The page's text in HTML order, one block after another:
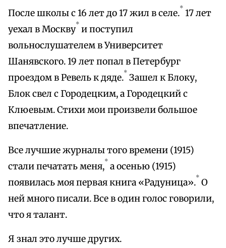
После школы с 16 лет до 17 жил в селе.* 17 лет
уехал в Москву* и поступил
вольнослушателем в Университет
Шанявского. 19 лет попал в Петербург
проездом в Ревель к дяде.* Зашел к Блоку,
Блок свел с Городецким, а Городецкий с
Клюевым. Стихи мои произвели большое
впечатление.
Все лучшие журналы того времени (1915)
стали печатать меня,* а осенью (1915)
появилась моя первая книга «Радуница».* О
ней много писали. Все в один голос говорили,
что я талант.
Я знал это лучше других.